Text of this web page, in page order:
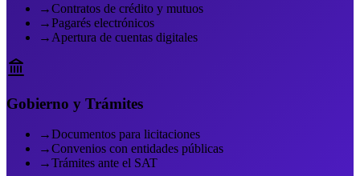
→Contratos de crédito y mutuos
→Pagarés electrónicos
→ Apertura de cuentas digitales
Gobierno y Trámites
→Documentos para licitaciones
→Convenios con entidades públicas
→Trámites ante el SAT